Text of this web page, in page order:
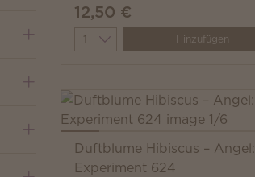
12,50 €
Quantity Hinzufügen
Duftblume Hibiscus – Angel:
Experiment 624